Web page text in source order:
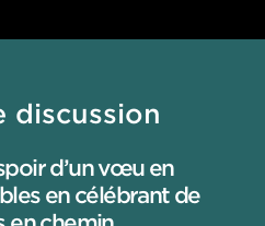
discussion
d’un vœu en
en célébrant de